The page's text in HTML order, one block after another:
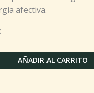
afectiva.
AÑADIR AL CARRITO